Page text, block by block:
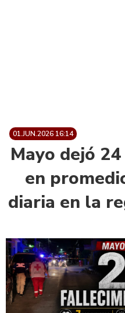
01.JUN.2026 16:14
Mayo dejó
en
diaria en la